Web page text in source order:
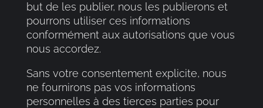
but de les publier, nous les publierons et
pourrons utiliser ces informations
conformément aux autorisations que vous
nous accordez.
Sans votre consentement explicite, nous
ne fournirons pas vos informations
personnelles à des tierces parties pour